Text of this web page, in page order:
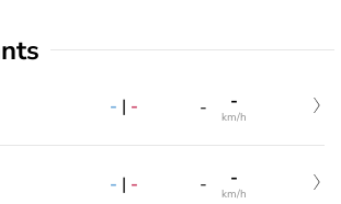
- | - - -
km/h
- | - - -
km/h